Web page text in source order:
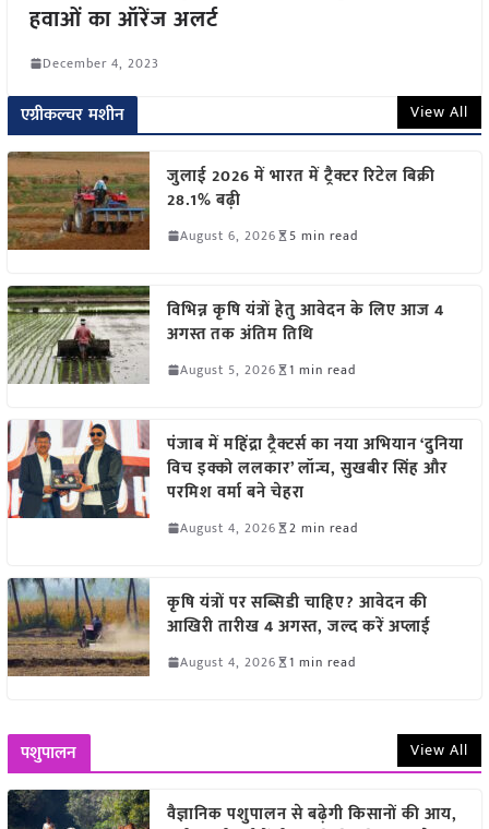
हवाओं का ऑरेंज अलर्ट
December 4, 2023
एग्रीकल्चर मशीन View All
जुलाई 2026 में भारत में ट्रैक्टर रिटेल बिक्री
28.1% बढ़ी
August 6, 2026 5 min read
विभिन्न कृषि यंत्रों हेतु आवेदन के लिए आज 4
अगस्त तक अंतिम तिथि
August 5, 2026 1 min read
पंजाब में महिंद्रा ट्रैक्टर्स का नया अभियान ‘दुनिया
विच इक्को ललकार’ लॉन्च, सुखबीर सिंह और
परमिश वर्मा बने चेहरा
August 4, 2026 2 min read
कृषि यंत्रों पर सब्सिडी चाहिए? आवेदन की
आखिरी तारीख 4 अगस्त, जल्द करें अप्लाई
August 4, 2026 1 min read
पशुपालन View All
वैज्ञानिक पशुपालन से बढ़ेगी किसानों की आय,